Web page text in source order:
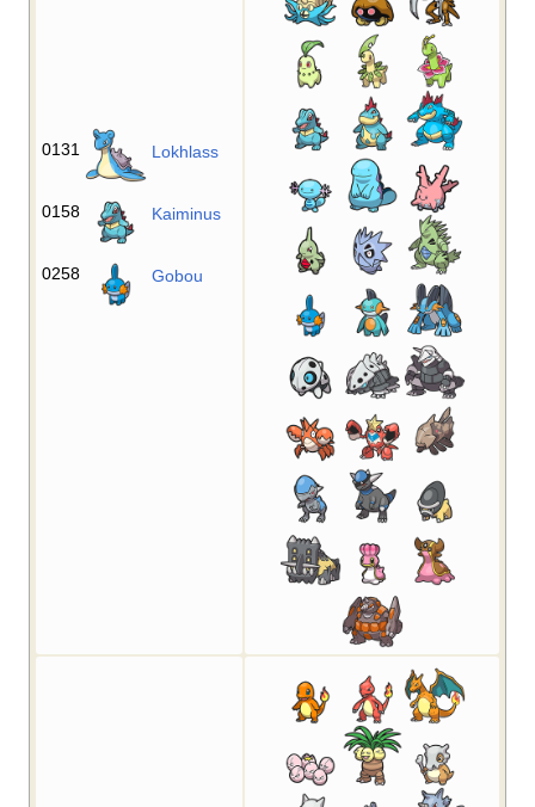
0131 Lokhlass
0158 Kaiminus
0258 Gobou